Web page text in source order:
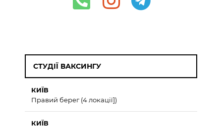
СТУДІЇ ВАКСИНГУ
КИЇВ
Правий берег (4 локації])
КИЇВ